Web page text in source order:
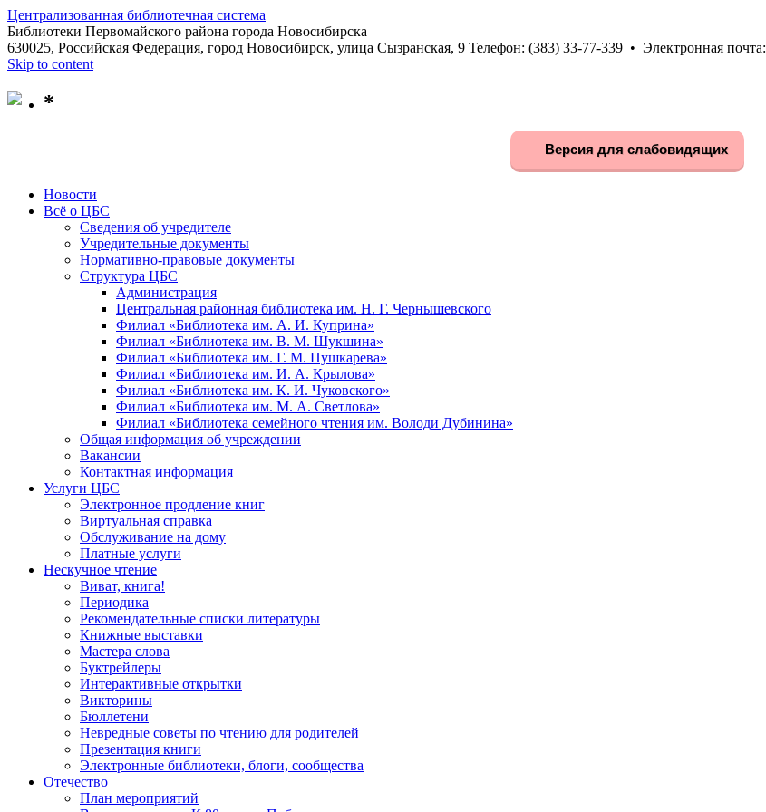
Централизованная библиотечная система
Библиотеки Первомайского района города Новосибирска
630025, Российская Федерация, город Новосибирск, улица Сызранская, 9 Телефон: (383) 33-77-339 • Электронная почта:
Skip to content
*
Версия для слабовидящих
Новости
Всё о ЦБС
Сведения об учредителе
Учредительные документы
Нормативно-правовые документы
Структура ЦБС
Администрация
Центральная районная библиотека им. Н. Г. Чернышевского
Филиал «Библиотека им. А. И. Куприна»
Филиал «Библиотека им. В. М. Шукшина»
Филиал «Библиотека им. Г. М. Пушкарева»
Филиал «Библиотека им. И. А. Крылова»
Филиал «Библиотека им. К. И. Чуковского»
Филиал «Библиотека им. М. А. Светлова»
Филиал «Библиотека семейного чтения им. Володи Дубинина»
Общая информация об учреждении
Вакансии
Контактная информация
Услуги ЦБС
Электронное продление книг
Виртуальная справка
Обслуживание на дому
Платные услуги
Нескучное чтение
Виват, книга!
Периодика
Рекомендательные списки литературы
Книжные выставки
Мастера слова
Буктрейлеры
Интерактивные открытки
Викторины
Бюллетени
Невредные советы по чтению для родителей
Презентация книги
Электронные библиотеки, блоги, сообщества
Отечество
План мероприятий